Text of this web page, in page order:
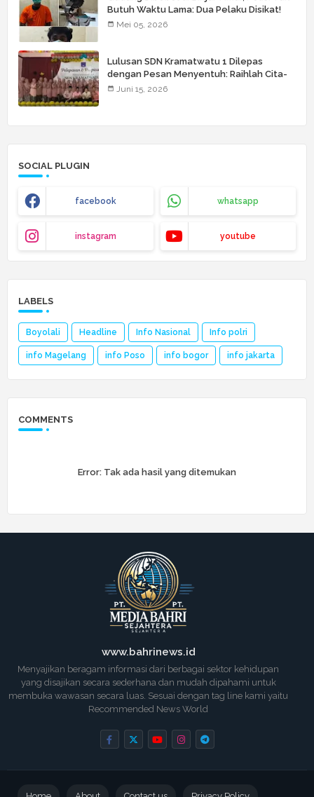
Butuh Waktu Lama: Dua Pelaku Disikat!
Mei 05, 2026
Lulusan SDN Kramatwatu 1 Dilepas
dengan Pesan Menyentuh: Raihlah Cita-
Cita Setinggi Langit
Juni 15, 2026
SOCIAL PLUGIN
facebook whatsapp
instagram youtube
LABELS
Boyolali Headline Info Nasional Info polri
info Magelang info Poso info bogor info jakarta
COMMENTS
Error: Tak ada hasil yang ditemukan
www.bahrinews.id
Menyajikan beragam informasi dari berbagai sektor kehidupan
yang disajikan secara sederhana dan mudah dipahami untuk
membuka wawasan secara luas. Sesuai dengan tag line kami yaitu
Recommended News World